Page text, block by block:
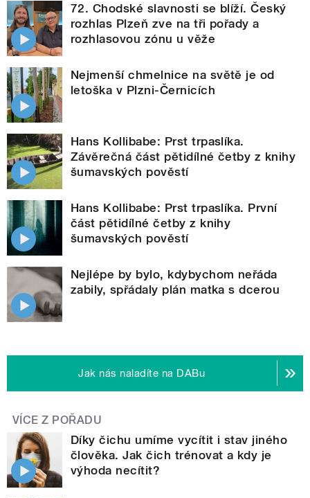
72. Chodské slavnosti se blíží. Český
rozhlas Plzeň zve na tři pořady a
rozhlasovou zónu u věže
Nejmenší chmelnice na světě je od
letoška v Plzni-Černicích
Hans Kollibabe: Prst trpaslíka.
Závěrečná část pětidílné četby z knihy
šumavských pověstí
Hans Kollibabe: Prst trpaslíka. První
část pětidílné četby z knihy
šumavských pověstí
Nejlépe by bylo, kdybychom neřáda
zabily, spřádaly plán matka s dcerou
Jak nás naladíte na DABu
VÍCE Z POŘADU
Díky čichu umíme vycítit i stav jiného
člověka. Jak čich trénovat a kdy je
výhoda necítit?